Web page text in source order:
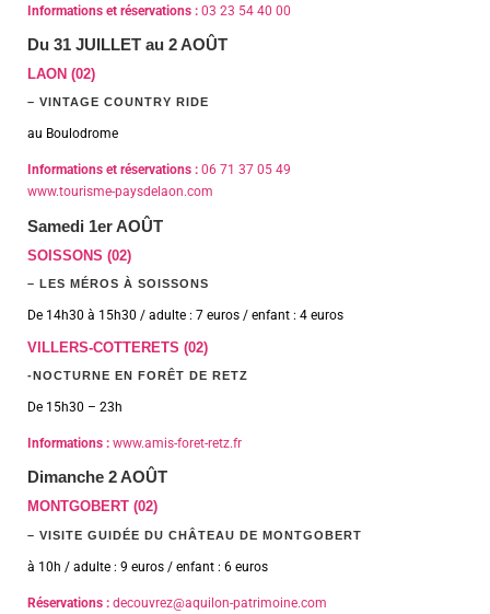
Informations et réservations : 03 23 54 40 00
Du 31 JUILLET au 2AOÛT
LAON (02)
– VINTAGE COUNTRY RIDE
au Boulodrome
Informations et réservations : 06 71 37 05 49
www.tourisme-paysdelaon.com
Samedi 1er AOÛT
SOISSONS (02)
– LES MÉROS À SOISSONS
De 14h30 à 15h30 / adulte : 7 euros / enfant : 4 euros
VILLERS-COTTERETS (02)
-NOCTURNE EN FORÊT DE RETZ
De 15h30 – 23h
Informations : www.amis-foret-retz.fr
Dimanche 2 AOÛT
MONTGOBERT (02)
– VISITE GUIDÉE DU CHÂTEAU DE MONTGOBERT
à 10h / adulte : 9 euros / enfant : 6 euros
Réservations : decouvrez@aquilon-patrimoine.com